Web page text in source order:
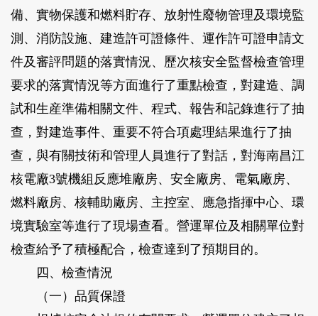
備、實物保護和燃料貯存、放射性廢物管理及環境監
測、消防設施、建造許可證條件、運作許可證申請文
件及審評問題的落實情況、歷次核安全監督檢查管理
要求的落實情況等方面進行了重點檢查，對建造、調
試和生産準備相關文件、程式、報告和記錄進行了抽
查，對建造事件、重要不符合項處理結果進行了抽
查，與有關技術和管理人員進行了對話，對海南昌江
核電廠3號機組反應堆廠房、安全廠房、電氣廠房、
燃料廠房、核輔助廠房、主控室、應急指揮中心、環
境實驗室等進行了現場查看。營運單位及相關單位對
檢查給予了積極配合，檢查達到了預期目的。
四、檢查情況
（一）品質保證